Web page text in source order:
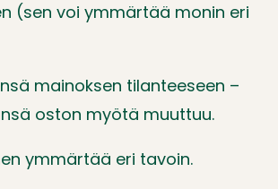
(sen voi ymmärtää monin eri
mainoksen tilanteeseen –
oston myötä muuttuu.
ymmärtää eri tavoin.